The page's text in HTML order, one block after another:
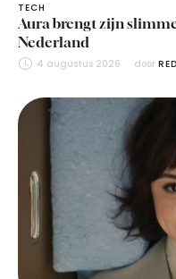
TECH
Aura brengt zijn
Nederland
4 augustus 2026 door